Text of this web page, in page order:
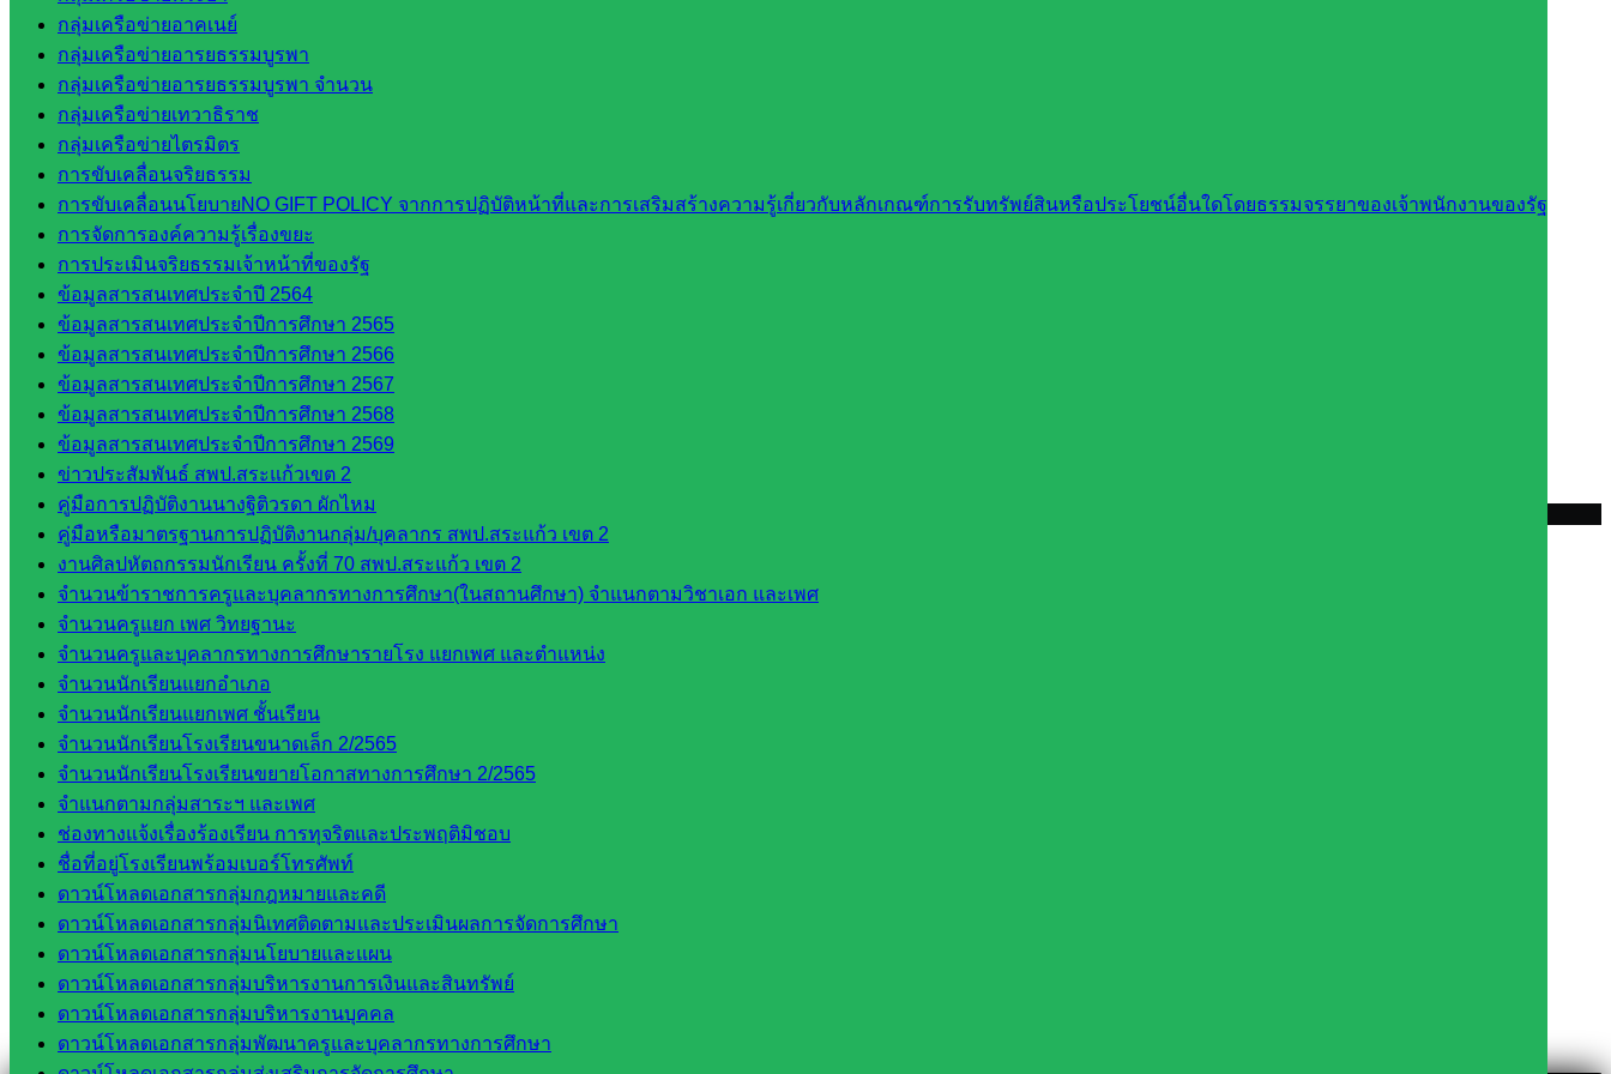
กลุ่มเครือข่ายอาคเนย์
กลุ่มเครือข่ายอารยธรรมบูรพา
กลุ่มเครือข่ายอารยธรรมบูรพา จำนวน
กลุ่มเครือข่ายเทวาธิราช
กลุ่มเครือข่ายไตรมิตร
การขับเคลื่อนจริยธรรม
การขับเคลื่อนนโยบายNO GIFT POLICY จากการปฏิบัติหน้าที่และการเสริมสร้างความรู้เกี่ยวกับหลักเกณฑ์การรับทรัพย์สินหรือประโยชน์อื่นใดโดยธรรมจรรยาของเจ้าพนักงานของรัฐ
การจัดการองค์ความรู้เรื่องขยะ
การประเมินจริยธรรมเจ้าหน้าที่ของรัฐ
ข้อมูลสารสนเทศประจำปี 2564
ข้อมูลสารสนเทศประจำปีการศึกษา 2565
ข้อมูลสารสนเทศประจำปีการศึกษา 2566
ข้อมูลสารสนเทศประจำปีการศึกษา 2567
ข้อมูลสารสนเทศประจำปีการศึกษา 2568
ข้อมูลสารสนเทศประจำปีการศึกษา 2569
ข่าวประสัมพันธ์ สพป.สระแก้วเขต 2
คู่มือการปฏิบัติงานนางฐิติวรดา ผักไหม
คู่มือหรือมาตรฐานการปฏิบัติงานกลุ่ม/บุคลากร สพป.สระแก้ว เขต 2
งานศิลปหัตถกรรมนักเรียน ครั้งที่ 70 สพป.สระแก้ว เขต 2
จำนวนข้าราชการครูและบุคลากรทางการศึกษา(ในสถานศึกษา) จำแนกตามวิชาเอก และเพศ
จำนวนครูแยก เพศ วิทยฐานะ
จำนวนครูและบุคลากรทางการศึกษารายโรง แยกเพศ และตำแหน่ง
จำนวนนักเรียนแยกอำเภอ
จำนวนนักเรียนแยกเพศ ชั้นเรียน
จำนวนนักเรียนโรงเรียนขนาดเล็ก 2/2565
จำนวนนักเรียนโรงเรียนขยายโอกาสทางการศึกษา 2/2565
จำแนกตามกลุ่มสาระฯ และเพศ
ช่องทางแจ้งเรื่องร้องเรียน การทุจริตและประพฤติมิชอบ
ชื่อที่อยู่โรงเรียนพร้อมเบอร์โทรศัพท์
ดาวน์โหลดเอกสารกลุ่มกฎหมายและคดี
ดาวน์โหลดเอกสารกลุ่มนิเทศติดตามและประเมินผลการจัดการศึกษา
ดาวน์โหลดเอกสารกลุ่มนโยบายและแผน
ดาวน์โหลดเอกสารกลุ่มบริหารงานการเงินและสินทรัพย์
ดาวน์โหลดเอกสารกลุ่มบริหารงานบุคคล
ดาวน์โหลดเอกสารกลุ่มพัฒนาครูและบุคลากรทางการศึกษา
เว็บไซต์หลักสูตรต้านทุจริต
ห้องนิเทศ ศน.นิพนธ์ พรมพิไล
ห้องนิเทศ ศน.ชยาธิศ/ศน.อัญชลี
ห้องนิเทศ ดร.สราวดี เพ็งศรีโคตร
เว็บไซต์คณะกรรมการ ก.ต.ป.น.
เว็บไซต์ อ.ค.ก.ศ.เขตพื้นที่การศึกษา
ดาวน์โหลดเอกสาร
กลุ่มอำนวยการ
กลุ่มบริหารงานงานเงินและสินทรัพย์
กลุ่มนโยบายและแผน
กลุ่มส่งเสริมการจัดการศึกษา
กลุ่มบริหารงานบุคคล
กลุ่มพัฒนาครูและบุคลากรฯ
กลุ่มนิเทศติดตามและประเมินผลฯ
::: ©2021 sakarea2.go.th. All rights reserved. Design By SK2 ICT TEAM :::
สอบถามได้นะคะ
Line
Tel 037-232263:
Messenger
Facebook